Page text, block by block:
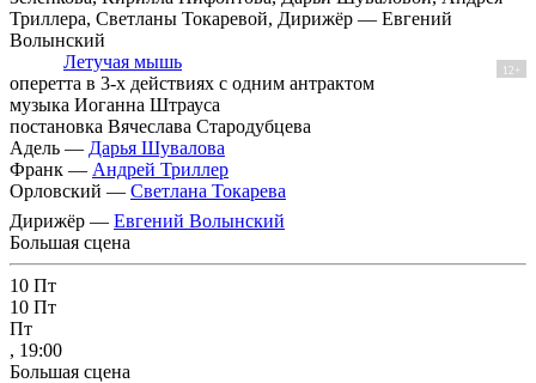
Триллера, Светланы Токаревой, Дирижёр — Евгений
Волынский
Летучая мышь
12+
оперетта в 3-х действиях с одним антрактом
музыка Иоганна Штрауса
постановка Вячеслава Стародубцева
Адель — Дарья Шувалова
Франк — Андрей Триллер
Орловский — Светлана Токарева
Дирижёр — Евгений Волынский
Большая сцена
10 Пт
10 Пт
Пт
, 19:00
Большая сцена